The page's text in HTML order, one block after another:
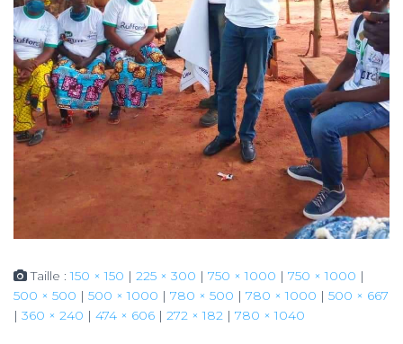
Taille :150 × 150 | 225 × 300 | 750 × 1000 | 750 × 1000 |
500 × 500 | 500 × 1000 | 780 × 500 | 780 × 1000 | 500 × 667
| 360 × 240 | 474 × 606 | 272 × 182 | 780 × 1040